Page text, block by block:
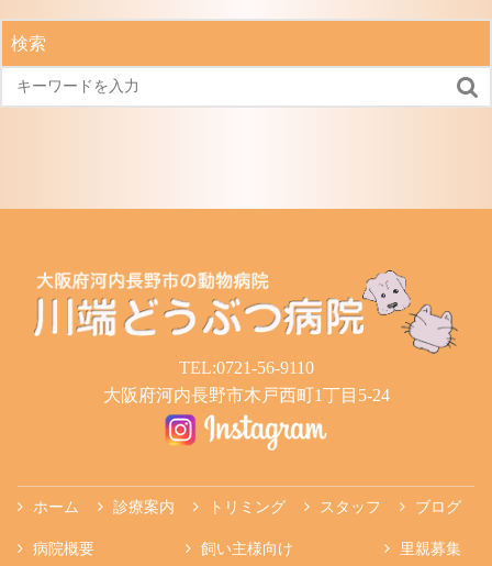
記
検索

TEL:0721-56-9110
大阪府河内長野市木戸西町1丁目5-24
ホーム 診療案内 トリミング スタッフ ブログ
病院概要 飼い主様向け 里親募集